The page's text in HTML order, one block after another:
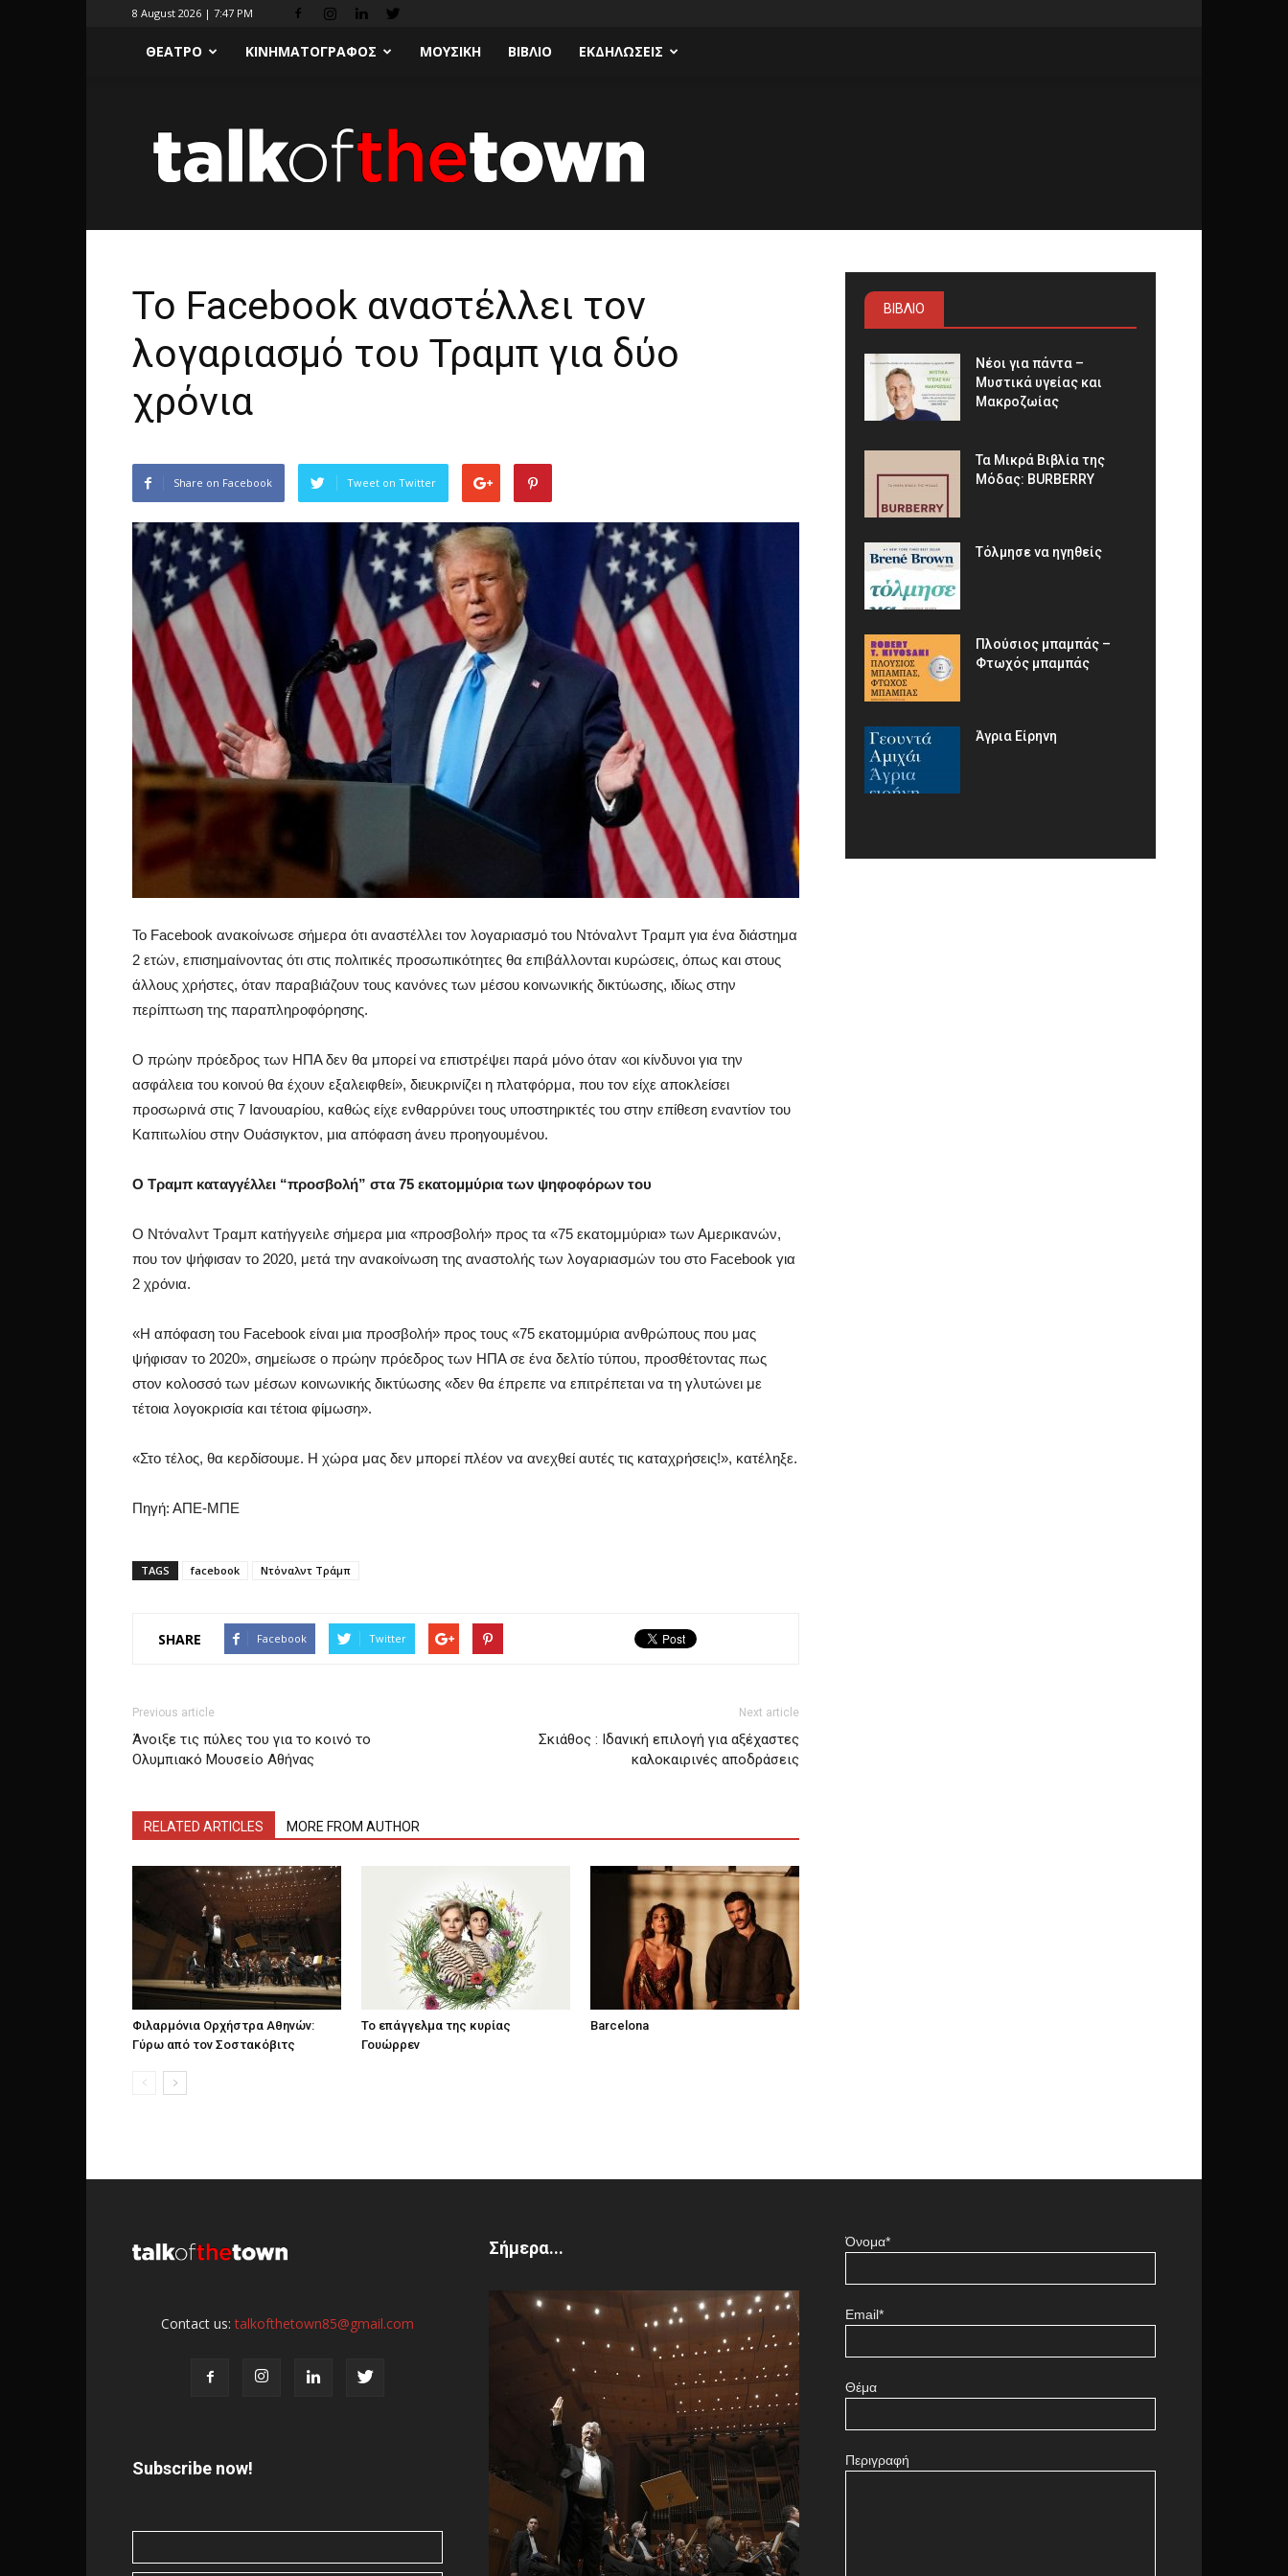
8 August 2026 | 7:47 PM
ΘΕΑΤΡΟ ΚΙΝΗΜΑΤΟΓΡΑΦΟΣ ΜΟΥΣΙΚΗ ΒΙΒΛΙΟ ΕΚΔΗΛΩΣΕΙΣ
the
Town
Το Facebook αναστέλλει τον
λογαριασμό του Τραμπ για δύο
χρόνια
Share on Facebook Tweet on Twitter
Το Facebook ανακοίνωσε σήμερα ότι αναστέλλει τον λογαριασμό του Ντόναλντ Τραμπ για ένα διάστημα
2 ετών, επισημαίνοντας ότι στις πολιτικές προσωπικότητες θα επιβάλλονται κυρώσεις, όπως και στους
άλλους χρήστες, όταν παραβιάζουν τους κανόνες των μέσου κοινωνικής δικτύωσης, ιδίως στην
περίπτωση της παραπληροφόρησης.
Ο πρώην πρόεδρος των ΗΠΑ δεν θα μπορεί να επιστρέψει παρά μόνο όταν «οι κίνδυνοι για την
ασφάλεια του κοινού θα έχουν εξαλειφθεί», διευκρινίζει η πλατφόρμα, που τον είχε αποκλείσει
προσωρινά στις 7 Ιανουαρίου, καθώς είχε ενθαρρύνει τους υποστηρικτές του στην επίθεση εναντίον του
Καπιτωλίου στην Ουάσιγκτον, μια απόφαση άνευ προηγουμένου.
Ο Τραμπ καταγγέλλει “προσβολή” στα 75 εκατομμύρια των ψηφοφόρων του
Ο Ντόναλντ Τραμπ κατήγγειλε σήμερα μια «προσβολή» προς τα «75 εκατομμύρια» των Αμερικανών,
που τον ψήφισαν το 2020, μετά την ανακοίνωση της αναστολής των λογαριασμών του στο Facebook για
2 χρόνια.
«Η απόφαση του Facebook είναι μια προσβολή» προς τους «75 εκατομμύρια ανθρώπους που μας
ψήφισαν το 2020», σημείωσε ο πρώην πρόεδρος των ΗΠΑ σε ένα δελτίο τύπου, προσθέτοντας πως
στον κολοσσό των μέσων κοινωνικής δικτύωσης «δεν θα έπρεπε να επιτρέπεται να τη γλυτώνει με
τέτοια λογοκρισία και τέτοια φίμωση».
«Στο τέλος, θα κερδίσουμε. Η χώρα μας δεν μπορεί πλέον να ανεχθεί αυτές τις καταχρήσεις!», κατέληξε.
Πηγή: ΑΠΕ-ΜΠΕ
TAGS facebook Ντόναλντ Τράμπ
SHARE Facebook Twitter
Previous article
Άνοιξε τις πύλες του για το κοινό το
Ολυμπιακό Μουσείο Αθήνας
Next article
Σκιάθος : Ιδανική επιλογή για αξέχαστες
καλοκαιρινές αποδράσεις
RELATED ARTICLES MORE FROM AUTHOR
Φιλαρμόνια Ορχήστρα Αθηνών:
Γύρω από τον Σοστακόβιτς
Το επάγγελμα της κυρίας
Γουώρρεν
Barcelona
ΒΙΒΛΙΟ
Νέοι για πάντα –
Μυστικά υγείας και
Μακροζωίας
Τα Μικρά Βιβλία της
Μόδας: BURBERRY
Τόλμησε να ηγηθείς
Πλούσιος μπαμπάς –
Φτωχός μπαμπάς
Άγρια Είρηνη
Contact us:talkofthetown85@gmail.com
Subscribe now!
Σήμερα... Όνομα*
Email*
Θέμα
Περιγραφή